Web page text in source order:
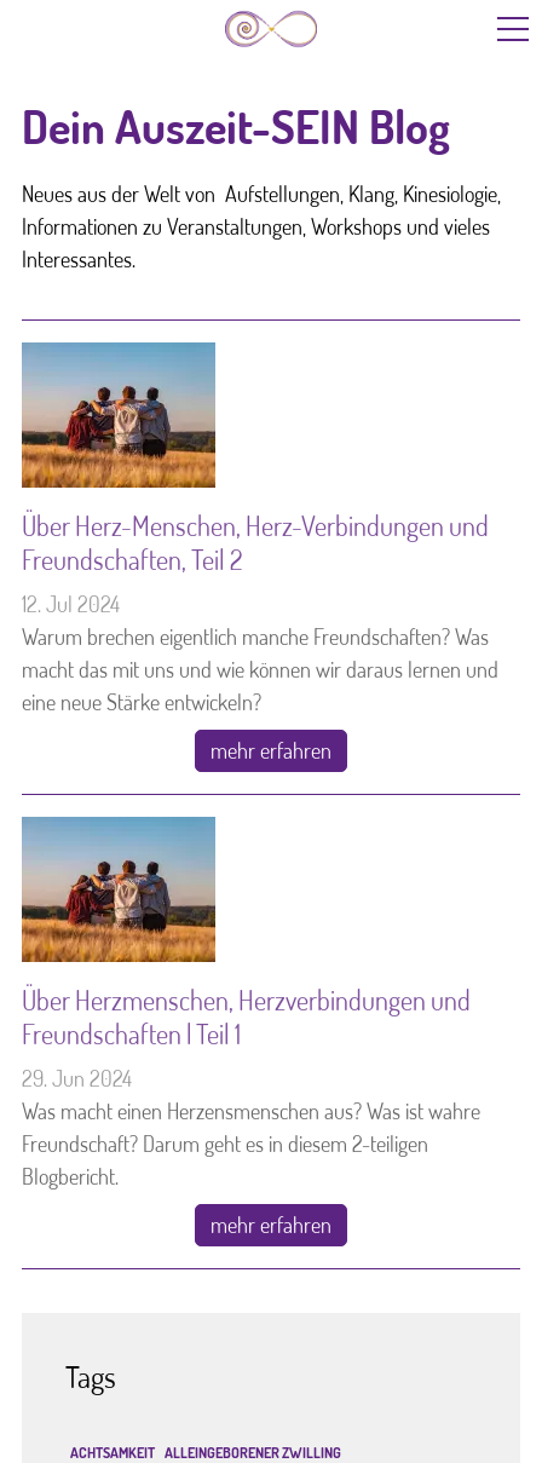
Start
Leistungen
Kinder/Jugendliche
Über mich
Blog
Termine
Kontakt & Referenzen
Produkte
Dein Auszeit-SEIN Blog
Neues aus der Welt von Aufstellungen, Klang, Kinesiologie,
Informationen zu Veranstaltungen, Workshops und vieles
Interessantes.
Über Herz-Menschen, Herz-Verbindungen und
Freundschaften, Teil 2
12. Jul 2024
Warum brechen eigentlich manche Freundschaften? Was
macht das mit uns und wie können wir daraus lernen und
eine neue Stärke entwickeln?
mehr erfahren
Über Herzmenschen, Herzverbindungen und
Freundschaften | Teil 1
29. Jun 2024
Was macht einen Herzensmenschen aus? Was ist wahre
Freundschaft? Darum geht es in diesem 2-teiligen
Blogbericht.
mehr erfahren
Tags
ACHTSAMKEIT ALLEINGEBORENER ZWILLING